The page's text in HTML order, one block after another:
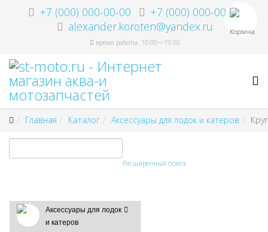
+7 (000) 000-00-00
+7 (000) 000-00-00
alexander.koroten@yandex.ru
время работы: 10:00—19:00
Корзина
Главная Каталог Аксессуары для лодок и катеров
Расширенный поиск
Аксессуары для лодок
и катеров